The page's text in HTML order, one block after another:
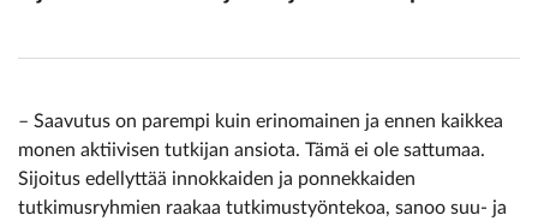
– Saavutus on parempi kuin erinomainen ja ennen kaikkea
monen aktiivisen tutkijan ansiota. Tämä ei ole sattumaa.
Sijoitus edellyttää innokkaiden ja ponnekkaiden
tutkimusryhmien raakaa tutkimustyöntekoa, sanoo suu- ja